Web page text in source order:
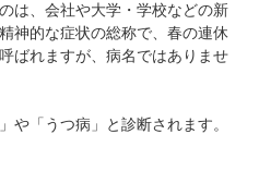
は、会社や大学・学校などの新
神的な症状の総称で、春の連休
ばれますが、病名ではありませ
や「うつ病」と診断されます。